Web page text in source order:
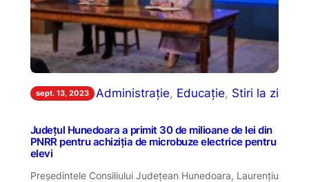
sept. 13, 2023 Administrație, Educație, Stiri la zi
Județul Hunedoara a primit 30 de milioane de lei din
PNRR pentru achiziția de microbuze electrice pentru
elevi
Președintele Consiliului Județean Hunedoara, Laurențiu